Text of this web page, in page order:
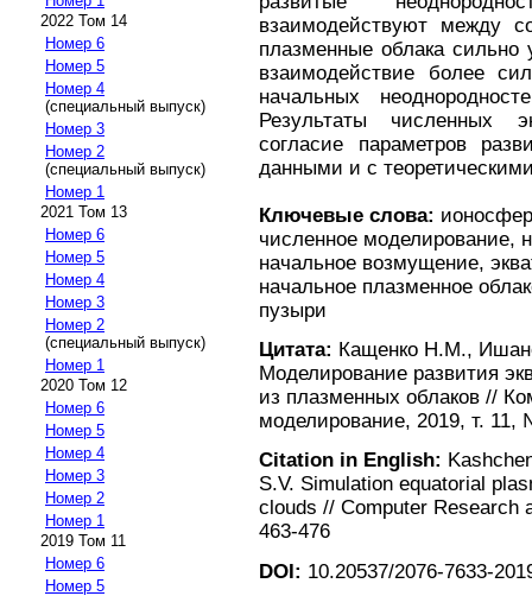
2022 Том 14
Номер 6
Номер 5
Номер 4
(специальный выпуск)
Номер 3
Номер 2
(специальный выпуск)
Номер 1
2021 Том 13
Номер 6
Номер 5
Номер 4
Номер 3
Номер 2
(специальный выпуск)
Номер 1
2020 Том 12
Номер 6
Номер 5
Номер 4
Номер 3
Номер 2
Номер 1
2019 Том 11
Номер 6
Номер 5
взаимодействуют между
плазменные облака
взаимодействие более
начальных
Результаты численных
согласие параметров
данными и с
Ключевые слова:
численное моделирование,
начальное возмущение,
начальное плазменное
пузыри
Цитата: Кащенко Н.М.,
Моделирование развития
из плазменных облаков //
моделирование, 2019, т. 11,
Citation in English:
S.V. Simulation equatorial
clouds // Computer Research
463-476
DOI: 10.20537/2076-7633-